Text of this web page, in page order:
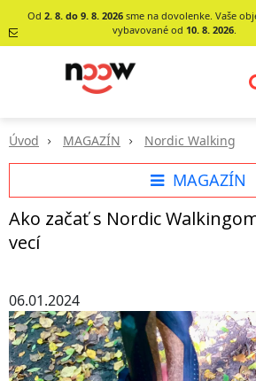
Od2. 8. do 9. 8. 2026 sme na dovolenke. Vaše
vybavované od 10. 8. 2026.
0903620260
Úvod MAGAZÍN Nordic Walking
MAGAZÍN
Ako začať s Nordic
vecí
06.01.2024